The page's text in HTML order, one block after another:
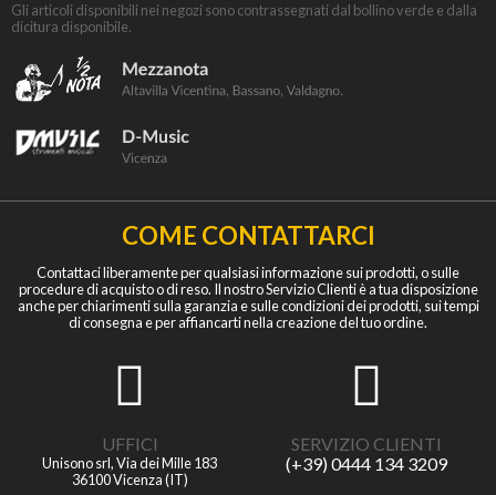
Gli articoli disponibili nei negozi sono contrassegnati dal bollino verde e dalla
dicitura disponibile.
COME CONTATTARCI
Contattaci liberamente per qualsiasi informazione sui prodotti, o sulle
procedure di acquisto o di reso. Il nostro Servizio Clienti è a tua disposizione
anche per chiarimenti sulla garanzia e sulle condizioni dei prodotti, sui tempi
di consegna e per affiancarti nella creazione del tuo ordine.
UFFICI
Unisono srl, Via dei Mille 183
36100 Vicenza (IT)
SERVIZIO CLIENTI
(+39) 0444 134 3209